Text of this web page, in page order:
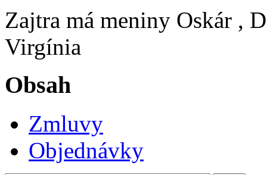
Zajtra má meniny Oskár ,
Virgínia
Obsah
Zmluvy
Objednávky